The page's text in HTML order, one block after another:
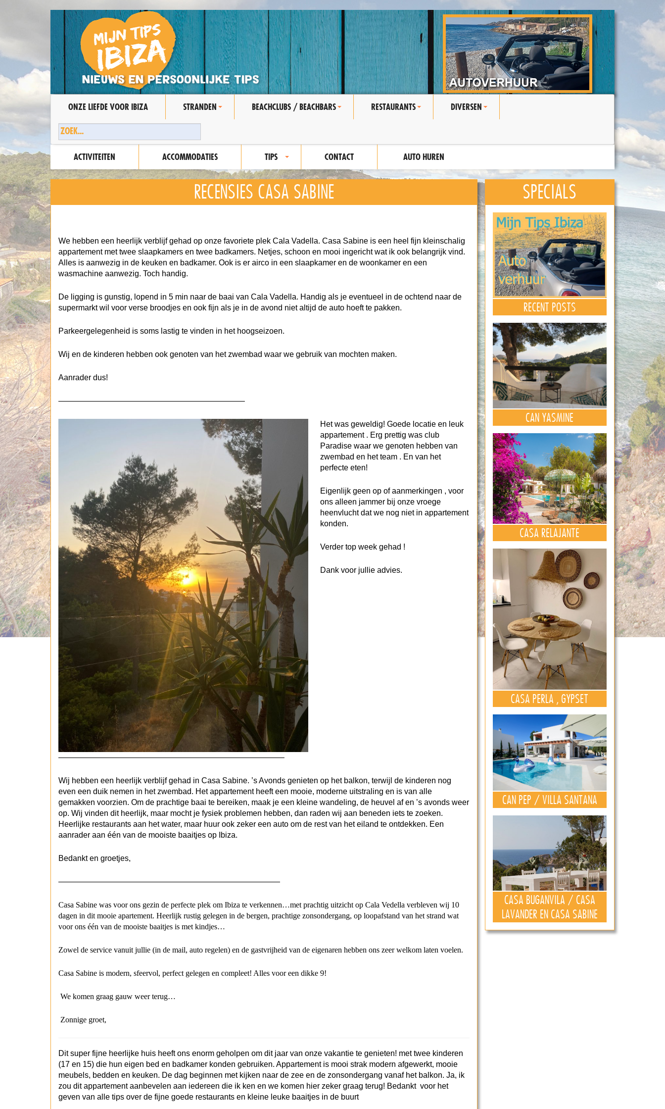
ONZE LIEFDE VOOR IBIZA STRANDEN BEACHCLUBS / BEACHBARS RESTAURANTS DIVERSEN
ACTIVITEITEN ACCOMMODATIES TIPS CONTACT AUTO HUREN
RECENSIES CASA SABINE
We hebben een heerlijk verblijf gehad op onze favoriete plek Cala Vadella. Casa Sabine is een heel fijn kleinschalig
appartement met twee slaapkamers en twee badkamers. Netjes, schoon en mooi ingericht wat ik ook belangrijk vind.
Alles is aanwezig in de keuken en badkamer. Ook is er airco in een slaapkamer en de woonkamer en een
wasmachine aanwezig. Toch handig.
De ligging is gunstig, lopend in 5 min naar de baai van Cala Vadella. Handig als je eventueel in de ochtend naar de
supermarkt wil voor verse broodjes en ook fijn als je in de avond niet altijd de auto hoeft te pakken.
Parkeergelegenheid is soms lastig te vinden in het hoogseizoen.
Wij en de kinderen hebben ook genoten van het zwembad waar we gebruik van mochten maken.
Aanrader dus!
———————————————————————–
Het was geweldig! Goede locatie en leuk
appartement . Erg prettig was club
Paradise waar we genoten hebben van
zwembad en het team . En van het
perfecte eten!
Eigenlijk geen op of aanmerkingen , voor
ons alleen jammer bij onze vroege
heenvlucht dat we nog niet in appartement
konden.
Verder top week gehad !
Dank voor jullie advies.
————————————————————————————–
Wij hebben een heerlijk verblijf gehad in Casa Sabine. ’s Avonds genieten op het balkon, terwijl de kinderen nog
even een duik nemen in het zwembad. Het appartement heeft een mooie, moderne uitstraling en is van alle
gemakken voorzien. Om de prachtige baai te bereiken, maak je een kleine wandeling, de heuvel af en ’s avonds weer
op. Wij vinden dit heerlijk, maar mocht je fysiek problemen hebben, dan raden wij aan beneden iets te zoeken.
Heerlijke restaurants aan het water, maar huur ook zeker een auto om de rest van het eiland te ontdekken. Een
aanrader aan één van de mooiste baaitjes op Ibiza.
Bedankt en groetjes,
————————————————————————————
Casa Sabine was voor ons gezin de perfecte plek om Ibiza te verkennen…met prachtig uitzicht op Cala Vedella verbleven wij 10
dagen in dit mooie apartement. Heerlijk rustig gelegen in de bergen, prachtige zonsondergang, op loopafstand van het strand wat
voor ons één van de mooiste baaitjes is met kindjes…
Zowel de service vanuit jullie (in de mail, auto regelen) en de gastvrijheid van de eigenaren hebben ons zeer welkom laten voelen.
Casa Sabine is modern, sfeervol, perfect gelegen en compleet! Alles voor een dikke 9!
We komen graag gauw weer terug…
Zonnige groet,
Dit super fijne heerlijke huis heeft ons enorm geholpen om dit jaar van onze vakantie te genieten! met twee kinderen
(17 en 15) die hun eigen bed en badkamer konden gebruiken. Appartement is mooi strak modern afgewerkt, mooie
meubels, bedden en keuken. De dag beginnen met kijken naar de zee en de zonsondergang vanaf het balkon. Ja, ik
zou dit appartement aanbevelen aan iedereen die ik ken en we komen hier zeker graag terug! Bedankt voor het
geven van alle tips over de fijne goede restaurants en kleine leuke baaitjes in de buurt
SPECIALS
RECENT POSTS
CAN YASMINE
CASA RELAJANTE
CASA PERLA , GYPSET
CAN PEP / VILLA SANTANA
CASA BUGANVILA / CASA
LAVANDER EN CASA SABINE